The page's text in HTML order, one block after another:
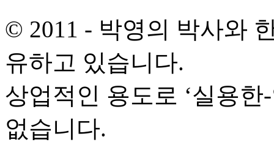
© 2011 - 박영의 박사와
유하고 있습니다.
상업적인 용도로 ‘실용
없습니다.